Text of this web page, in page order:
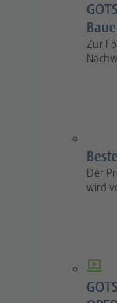
Zur
Der
wird